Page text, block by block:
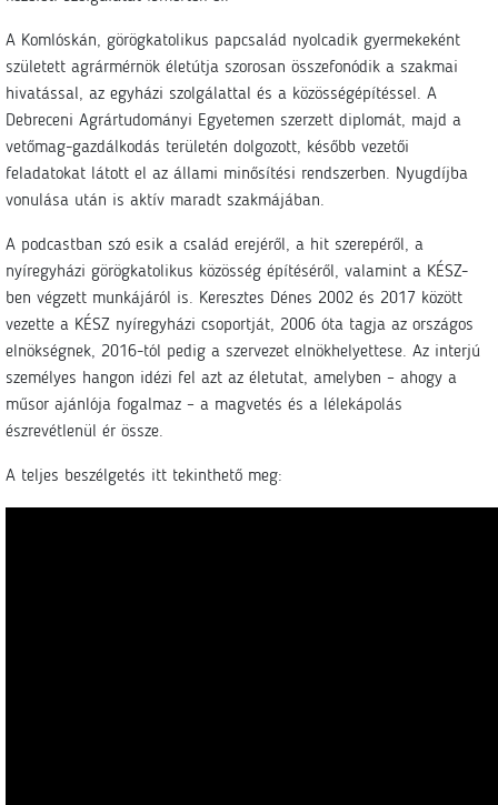
A Komlóskán, görögkatolikus papcsalád nyolcadik gyermekeként
született agrármérnök életútja szorosan összefonódik a szakmai
hivatással, az egyházi szolgálattal és a közösségépítéssel. A
Debreceni Agrártudományi Egyetemen szerzett diplomát, majd a
vetőmag-gazdálkodás területén dolgozott, később vezetői
feladatokat látott el az állami minősítési rendszerben. Nyugdíjba
vonulása után is aktív maradt szakmájában.
A podcastban szó esik a család erejéről, a hit szerepéről, a
nyíregyházi görögkatolikus közösség építéséről, valamint a KÉSZ-
ben végzett munkájáról is. Keresztes Dénes 2002 és 2017 között
vezette a KÉSZ nyíregyházi csoportját, 2006 óta tagja az országos
elnökségnek, 2016-tól pedig a szervezet elnökhelyettese. Az interjú
személyes hangon idézi fel azt az életutat, amelyben – ahogy a
műsor ajánlója fogalmaz – a magvetés és a lélekápolás
észrevétlenül ér össze.
A teljes beszélgetés itt tekinthető meg: